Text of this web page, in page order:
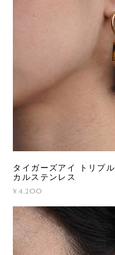
タイガーズアイ トリプ
カルステンレス
¥4,200